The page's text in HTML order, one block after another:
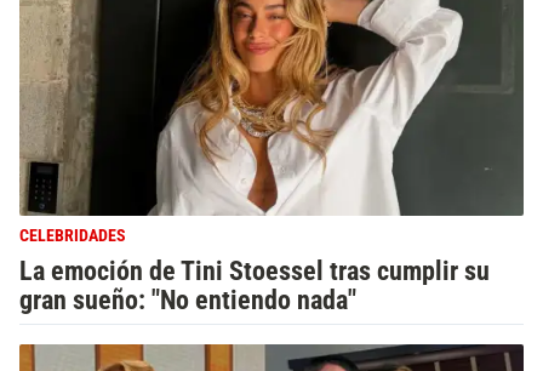
CELEBRIDADES
La emoción de Tini Stoessel tras cumplir su
gran sueño: "No entiendo nada"